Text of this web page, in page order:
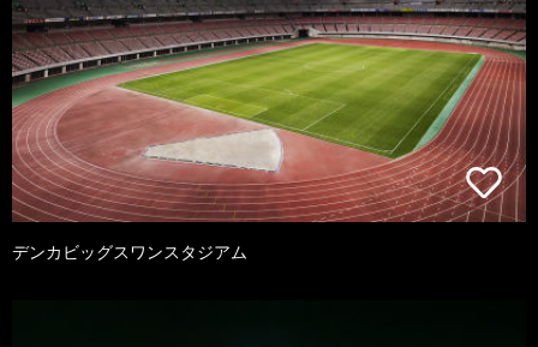
デンカビッグスワンスタジアム